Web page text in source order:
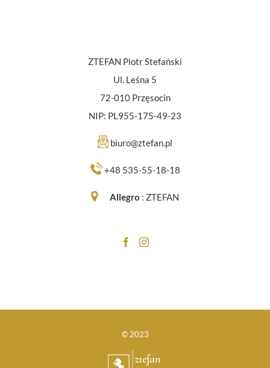
ZTEFAN Piotr Stefański
Ul. Leśna 5
72-010 Przęsocin
NIP: PL955-175-49-23
biuro@ztefan.pl
+48 535-55-18-18
Allegro : ZTEFAN
© 2023